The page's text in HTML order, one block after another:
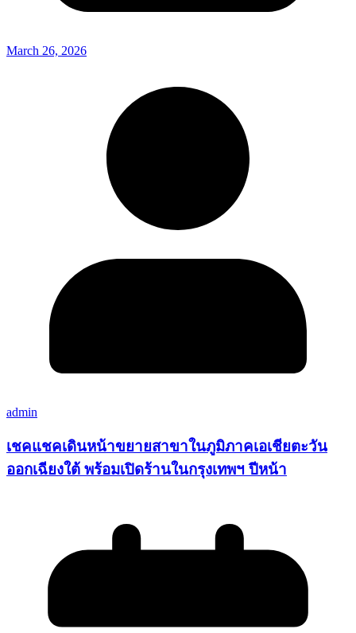
March 26, 2026
admin
เชคแชคเดินหน้าขยายสาขาในภูมิภาคเอเชียตะวัน
ออกเฉียงใต้ พร้อมเปิดร้านในกรุงเทพฯ ปีหน้า